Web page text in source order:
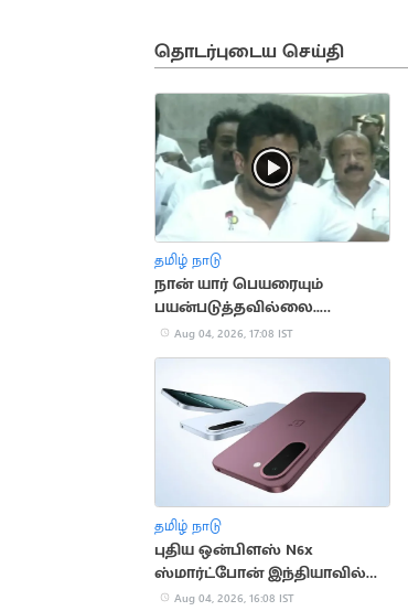
தொடர்புடைய செய்தி
தமிழ் நாடு
நான் யார் பெயரையும்
பயன்படுத்தவில்லை..
உதயநிதி ஸ்டாலின்
Aug 04, 2026, 17:08 IST
தமிழ் நாடு
புதிய ஒன்பிளஸ் N6x
ஸ்மார்ட்போன் இந்தியாவில்
அறிமுகம்!
Aug 04, 2026, 16:08 IST